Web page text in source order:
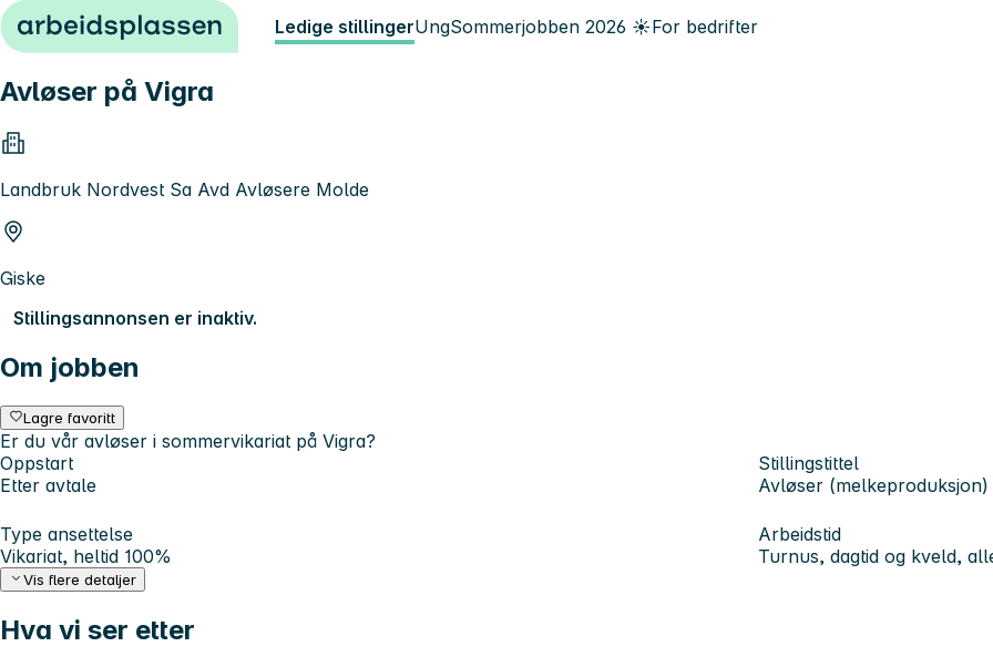
Hopp til innhold Ledige stillingerUngSommerjobben 2026 ☀️For bedrifter
Avløser på Vigra
Landbruk Nordvest Sa Avd Avløsere Molde
Giske
Stillingsannonsen er inaktiv.
Om jobben
Lagre favoritt
Er du vår avløser i sommervikariat på Vigra?
Oppstart
Etter avtale
Stillingstittel
Avløser (melkeproduksjon)
Type ansettelse
Vikariat, heltid 100%
Arbeidstid
Turnus, dagtid og kveld,
Vis flere detaljer
Hva vi ser etter